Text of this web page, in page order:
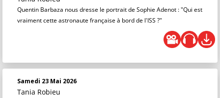
Quentin Barbaza nous dresse le portrait de Sophie Adenot : "Qui est
vraiment cette astronaute française à bord de l'ISS ?"
Samedi 23 Mai 2026
Tania Robieu